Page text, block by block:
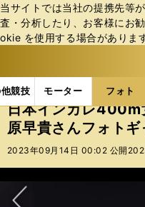
当サイトでは当社の提携先等
査・分析したり、お客様にお
okie を使⽤する場合がありま
競技 モーター フォト
b
ス
ポ
ル
バ
フォトギャラリー
日本インカレ
原早貴さんフォト
2023年09月14日 00:02 公開